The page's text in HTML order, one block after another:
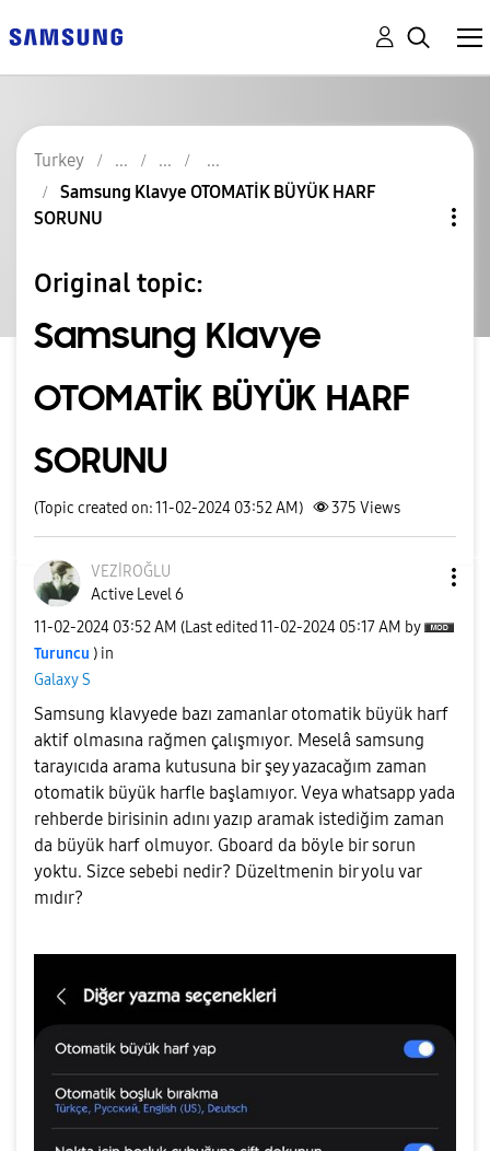
Turkey
Samsung Klavye OTOMATİK BÜYÜK HARF
SORUNU
Original topic:
Samsung Klavye
OTOMATİK BÜYÜK HARF
SORUNU
(Topic created on: 11-02-2024 03:52 AM) 375 Views
VEZİROĞLU
Active Level 6
‎11-02-2024 03:52 AM (Last edited ‎11-02-2024 05:17 AM by
Turuncu ) in
Galaxy S
Samsung klavyede bazı zamanlar otomatik büyük harf
aktif olmasına rağmen çalışmıyor. Meselâ samsung
tarayıcıda arama kutusuna bir şey yazacağım zaman
otomatik büyük harfle başlamıyor. Veya whatsapp yada
rehberde birisinin adını yazıp aramak istediğim zaman
da büyük harf olmuyor. Gboard da böyle bir sorun
yoktu. Sizce sebebi nedir? Düzeltmenin bir yolu var
mıdır?